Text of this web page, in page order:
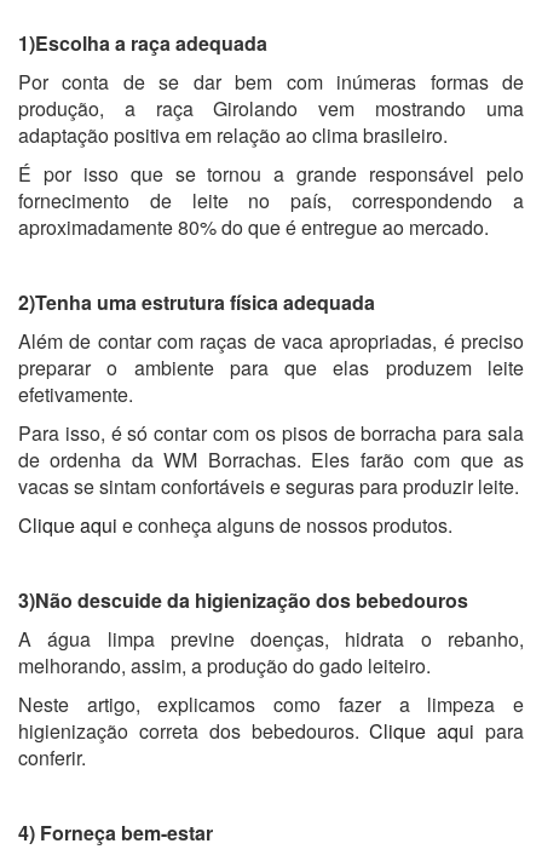
1)Escolha a raça adequada
Por conta de se dar bem com inúmeras formas de
produção, a raça Girolando vem mostrando uma
adaptação positiva em relação ao clima brasileiro.
É por isso que se tornou a grande responsável pelo
fornecimento de leite no país, correspondendo a
aproximadamente 80% do que é entregue ao mercado.
2)Tenha uma estrutura física adequada
Além de contar com raças de vaca apropriadas, é preciso
preparar o ambiente para que elas produzem leite
efetivamente.
Para isso, é só contar com os pisos de borracha para sala
de ordenha da WM Borrachas. Eles farão com que as
vacas se sintam confortáveis e seguras para produzir leite.
Clique aqui e conheça alguns de nossos produtos.
3)Não descuide da higienização dos bebedouros
A água limpa previne doenças, hidrata o rebanho,
melhorando, assim, a produção do gado leiteiro.
Neste artigo, explicamos como fazer a limpeza e
higienização correta dos bebedouros.Clique aqui para
conferir.
4) Forneça bem-estar